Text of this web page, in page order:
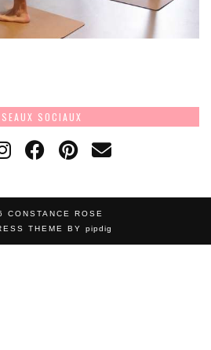
SOCIAUX
CONSTANCE ROSE
THEME BY pipdig